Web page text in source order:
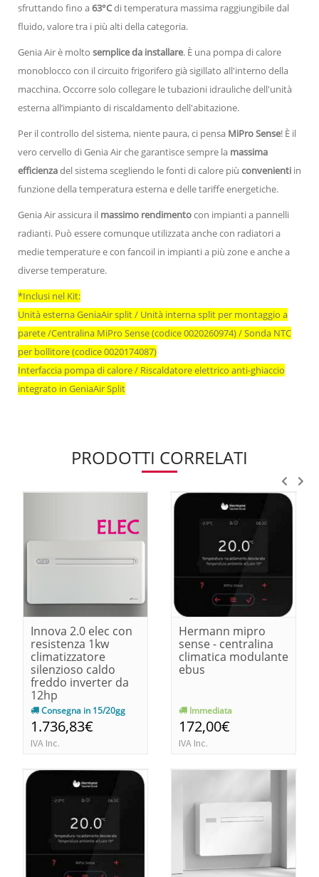
sfruttando fino a63°Cdi temperatura massima raggiungibile dal
fluido, valore tra i più alti della categoria.
Genia Air è molto semplice da installare. È una pompa di calore
monoblocco con il circuito frigorifero già sigillato all'interno della
macchina. Occorre solo collegare le tubazioni idrauliche dell'unità
esterna all’impianto di riscaldamento dell'abitazione.
Per il controllo del sistema, niente paura, ci pensa MiPro Sense! È il
vero cervello di Genia Air che garantisce sempre la massima
efficienzadel sistema scegliendo le fonti di calore più convenienti in
funzione della temperatura esterna e delle tariffe energetiche.
Genia Air assicura il massimo rendimentocon impianti a pannelli
radianti. Può essere comunque utilizzata anche con radiatori a
medie temperature e con fancoil in impianti a più zone e anche a
diverse temperature.
*Inclusi nel Kit:
Unità esterna GeniaAir split / Unità interna split per montaggio a
parete /Centralina MiPro Sense (codice 0020260974) / Sonda NTC
per bollitore (codice 0020174087)
Interfaccia pompa di calore / Riscaldatore elettrico anti-ghiaccio
integrato in GeniaAir Split
PRODOTTI CORRELATI
Innova 2.0 elec con
resistenza 1kw
climatizzatore
silenzioso caldo
freddo inverter da
12hp
Consegna in 15/20gg
1.736,83€
IVA Inc.
Hermann mipro
sense - centralina
climatica modulante
ebus
Immediata
172,00€
IVA Inc.